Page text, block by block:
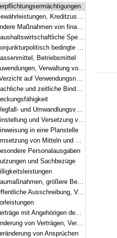
Kreditzusagen, kreditfinanzierte Ausgaben
Maßnahmen von finanzieller Bedeutung
Sperre
bedingte Maßnahmen
Betriebsmittel
Verwaltung von Mitteln oder Vermögensgegenständen
auf Verwendungsnachweise, Stichproben
und zeitliche Bindung
und Umwandlungsvermerke
und Versetzung von Beamten
in eine Planstelle
von Mitteln und Stellen, Leerstellen
Personalausgaben
und Sachbezüge
größere Beschaffungen, größere Entwicklungsvorhaben
Ausschreibung, Verträge
mit Angehörigen des öffentlichen Dienstes
von Verträgen, Vergleiche
von Ansprüchen